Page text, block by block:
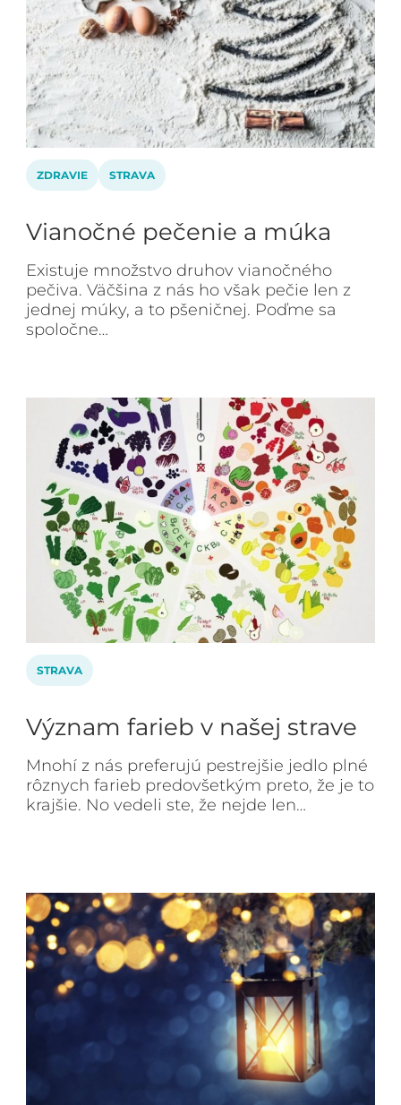
ZDRAVIE STRAVA
Vianočné pečenie a múka
Existuje množstvo druhov vianočného
pečiva. Väčšina z nás ho však pečie len z
jednej múky, a to pšeničnej. Poďme sa
spoločne…
STRAVA
Význam farieb v našej strave
Mnohí z nás preferujú pestrejšie jedlo plné
rôznych farieb predovšetkým preto, že je to
krajšie. No vedeli ste, že nejde len…